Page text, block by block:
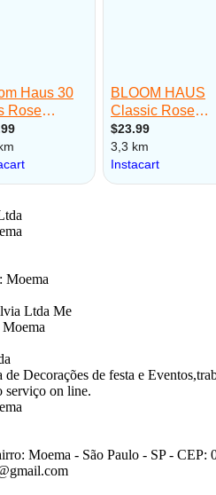
Moema
Ltda Me
Decorações de festa e
serviço on line.
Moema - São Paulo - SP - CEP: